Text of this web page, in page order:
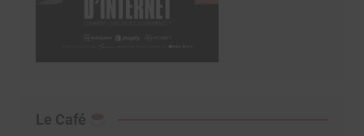
Le Café